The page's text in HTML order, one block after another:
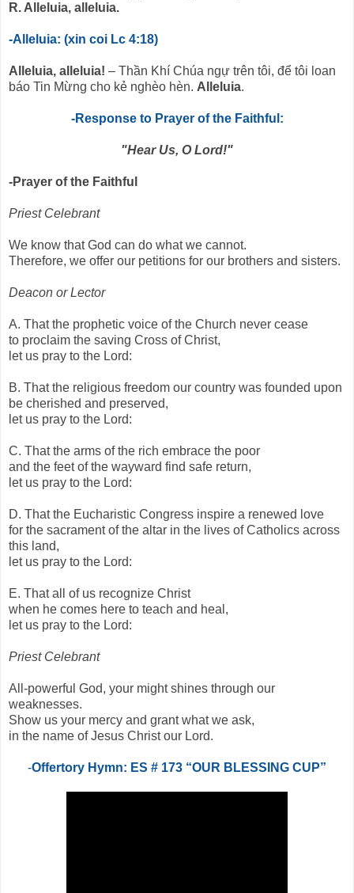
R. Alleluia, alleluia.
-Alleluia: (xin coi Lc 4:18)
Alleluia, alleluia! – Thần Khí Chúa ngự trên tôi, để tôi loan
báo Tin Mừng cho kẻ nghèo hèn. Alleluia.
-Response to Prayer of the Faithful:
"Hear Us, O Lord!"
-Prayer of the Faithful
Priest Celebrant
We know that God can do what we cannot.
Therefore, we offer our petitions for our brothers and sisters.
Deacon or Lector
A. That the prophetic voice of the Church never cease
to proclaim the saving Cross of Christ,
let us pray to the Lord:
B. That the religious freedom our country was founded upon
be cherished and preserved,
let us pray to the Lord:
C. That the arms of the rich embrace the poor
and the feet of the wayward find safe return,
let us pray to the Lord:
D. That the Eucharistic Congress inspire a renewed love
for the sacrament of the altar in the lives of Catholics across
this land,
let us pray to the Lord:
E. That all of us recognize Christ
when he comes here to teach and heal,
let us pray to the Lord:
Priest Celebrant
All-powerful God, your might shines through our
weaknesses.
Show us your mercy and grant what we ask,
in the name of Jesus Christ our Lord.
-Offertory Hymn: ES # 173 “OUR BLESSING CUP”